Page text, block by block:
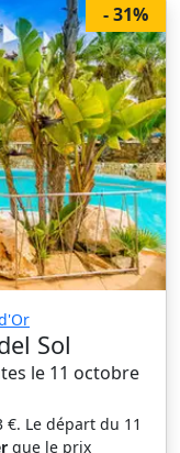
- 31%
Sol
le 11 octobre
€. Le départ du 11
que le prix